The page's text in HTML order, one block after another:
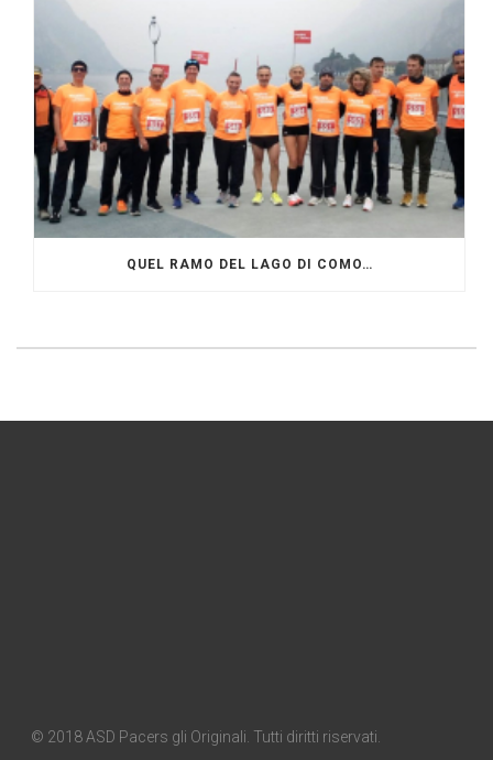
QUEL RAMO DEL LAGO DI COMO…
© 2018 ASD Pacers gli Originali. Tutti diritti riservati.